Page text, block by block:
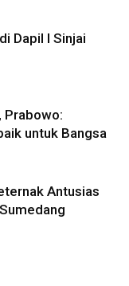
Dapil I Sinjai
Prabowo:
untuk Bangsa
Antusias